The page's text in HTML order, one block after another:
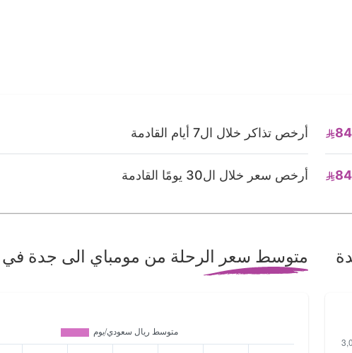
أرخص تذاكر خلال ال7 أيام القادمة
أرخص سعر خلال ال30 يومًا القادمة
متوسط سعر الرحلة من مومباي الى جدة في